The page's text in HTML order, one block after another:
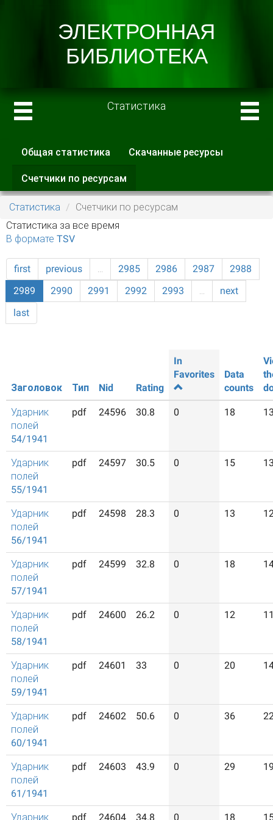
Статистика
Главные вкладки
Общая статистика Скачанные ресурсы
Счетчики по ресурсам
вкладка)
Статистика
Счетчики по ресурсам
Статистика за все время
В формате TSV
first previous … 2985 2986 2987
2988
2989
2990 2991 2992 2993 …
next
last
Заголовок Тип Nid Rating
In
Favorites
Data
counts
Ударник
полей
54/1941
pdf 24596 30.8 0 18
Ударник
полей
55/1941
pdf 24597 30.5 0 15
Ударник
полей
56/1941
pdf 24598 28.3 0 13
Ударник
полей
57/1941
pdf 24599 32.8 0 18
Ударник
полей
58/1941
pdf 24600 26.2 0 12
Ударник
полей
59/1941
pdf 24601 33 0 20
Ударник
полей
60/1941
pdf 24602 50.6 0 36
Ударник
полей
61/1941
pdf 24603 43.9 0 29
Ударник pdf 24604 34.8 0 18